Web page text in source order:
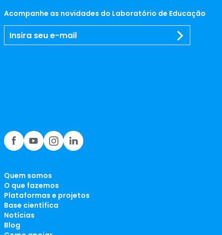
Acompanhe as novidades do Laboratório de Educação
Quem somos
O que fazemos
Plataformas e projetos
Base científica
Notícias
Blog